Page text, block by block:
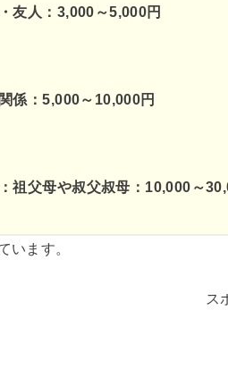
友人：3,000～5,000円
係：5,000～10,000円
祖父母や叔父叔母：10,000～
います。
ス